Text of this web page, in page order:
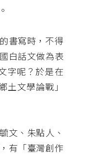
書寫時，不得
白話文做為表
字呢？於是在
文學論戰」
文、朱點人、
有「臺灣創作